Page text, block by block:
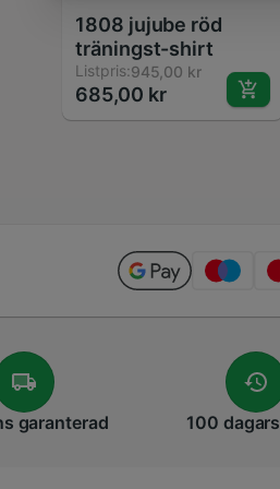
1808 jujube röd
träningst-shirt
Listpris:945,00 kr
685,00 kr
garanterad 100 dagars